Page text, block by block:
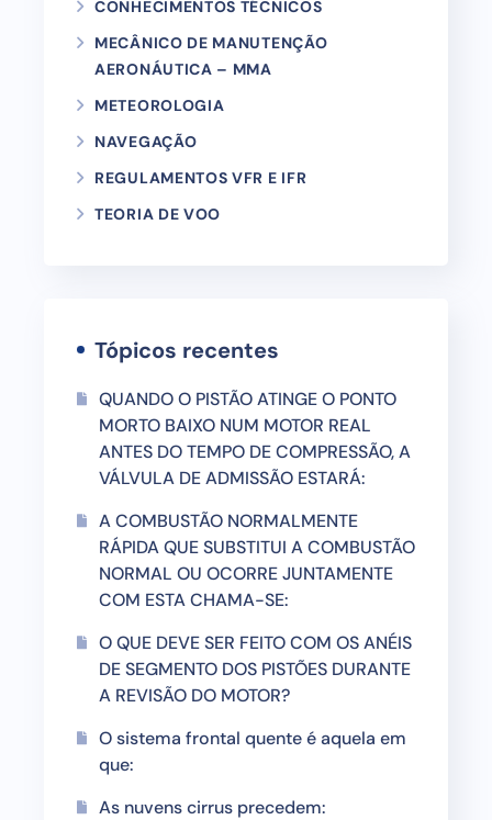
CONHECIMENTOS TÉCNICOS
MECÂNICO DE MANUTENÇÃO
AERONÁUTICA – MMA
METEOROLOGIA
NAVEGAÇÃO
REGULAMENTOS VFR E IFR
TEORIA DE VOO
Tópicos recentes
QUANDO O PISTÃO ATINGE O PONTO
MORTO BAIXO NUM MOTOR REAL
ANTES DO TEMPO DE COMPRESSÃO, A
VÁLVULA DE ADMISSÃO ESTARÁ:
A COMBUSTÃO NORMALMENTE
RÁPIDA QUE SUBSTITUI A COMBUSTÃO
NORMAL OU OCORRE JUNTAMENTE
COM ESTA CHAMA-SE:
O QUE DEVE SER FEITO COM OS ANÉIS
DE SEGMENTO DOS PISTÕES DURANTE
A REVISÃO DO MOTOR?
O sistema frontal quente é aquela em
que:
As nuvens cirrus precedem: